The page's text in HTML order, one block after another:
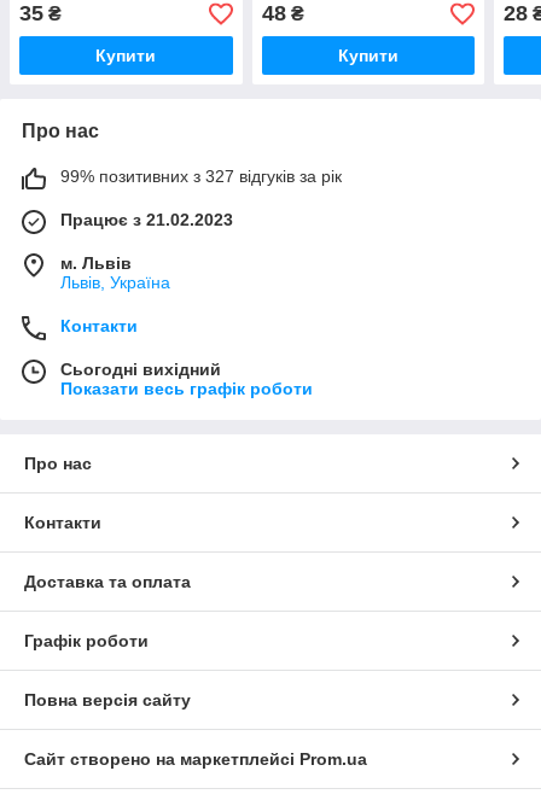
35 ₴
Купити
48₴
Купити
28
Про нас
99% позитивних з 327 відгуків за рік
Працює з 21.02.2023
м. Львів
Львів, Україна
Контакти
Сьогодні вихідний
Показати весь графік роботи
Про нас
Контакти
Доставка та оплата
Графік роботи
Повна версія сайту
Сайт створено на маркетплейсі Prom.ua